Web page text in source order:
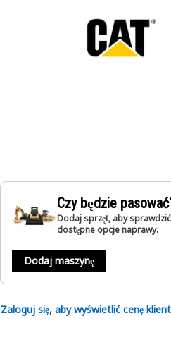
Czy będzie
Dodaj sprzęt, aby
dostępne opcje naprawy.
Dodaj maszynę
Zaloguj się, aby wyświetlić cenę